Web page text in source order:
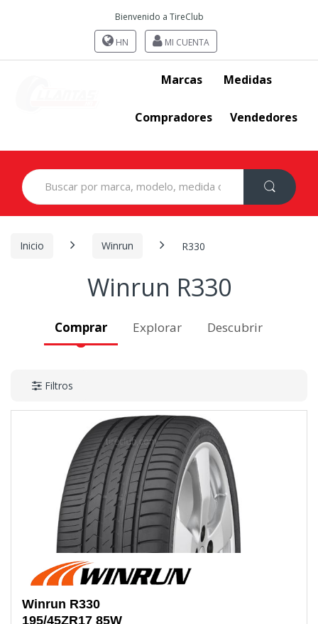
Bienvenido a TireClub
HN MI CUENTA
Marcas Medidas
Compradores Vendedores
Search
for:
Inicio Winrun R330
Winrun R330
Comprar Explorar Descubrir
Filtros
Winrun R330
195/45ZR17 85W